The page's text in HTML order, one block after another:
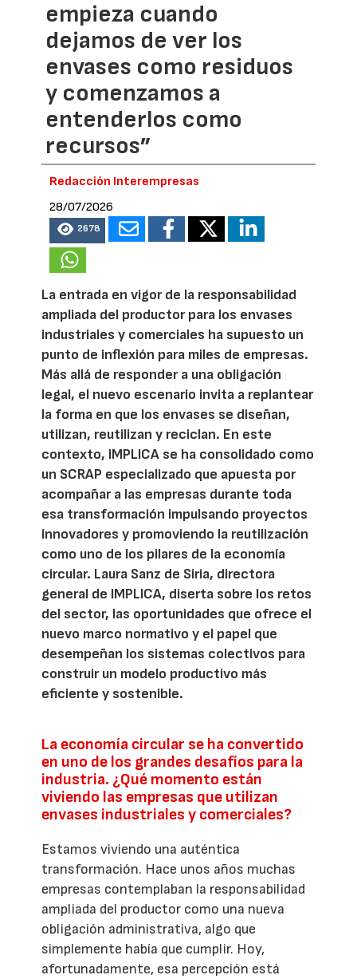
empieza cuando
dejamos de ver los
envases como residuos
y comenzamos a
entenderlos como
recursos”
Redacción Interempresas
28/07/2026
2678
La entrada en vigor de la responsabilidad
ampliada del productor para los envases
industriales y comerciales ha supuesto un
punto de inflexión para miles de empresas.
Más allá de responder a una obligación
legal, el nuevo escenario invita a replantear
la forma en que los envases se diseñan,
utilizan, reutilizan y reciclan. En este
contexto, IMPLICA se ha consolidado como
un SCRAP especializado que apuesta por
acompañar a las empresas durante toda
esa transformación impulsando proyectos
innovadores y promoviendo la reutilización
como uno de los pilares de la economía
circular. Laura Sanz de Siria, directora
general de IMPLICA, diserta sobre los retos
del sector, las oportunidades que ofrece el
nuevo marco normativo y el papel que
desempeñan los sistemas colectivos para
construir un modelo productivo más
eficiente y sostenible.
La economía circular se ha convertido
en uno de los grandes desafíos para la
industria. ¿Qué momento están
viviendo las empresas que utilizan
envases industriales y comerciales?
Estamos viviendo una auténtica
transformación. Hace unos años muchas
empresas contemplaban la responsabilidad
ampliada del productor como una nueva
obligación administrativa, algo que
simplemente había que cumplir. Hoy,
afortunadamente, esa percepción está